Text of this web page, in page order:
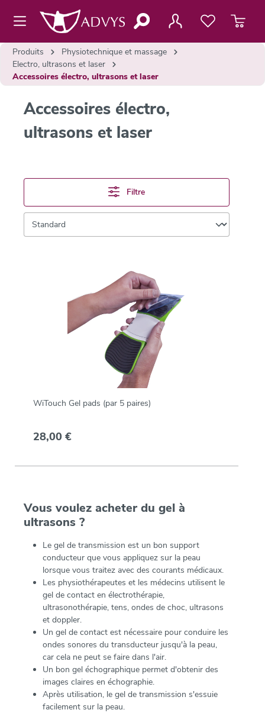
principal
Produits
Physiotechnique et massage
Electro, ultrasons et laser
Accessoires électro, ultrasons et laser
Accessoires électro,
ultrasons et laser
Filtre
WiTouch Gel pads (par 5 paires)
28,00 €
Vous voulez acheter du gel à
ultrasons ?
Le gel de transmission est un bon support
conducteur que vous appliquez sur la peau
lorsque vous traitez avec des courants médicaux.
Les physiothérapeutes et les médecins utilisent le
gel de contact en électrothérapie,
ultrasonothérapie, tens, ondes de choc, ultrasons
et doppler.
Un gel de contact est nécessaire pour conduire les
ondes sonores du transducteur jusqu'à la peau,
car cela ne peut se faire dans l'air.
Un bon gel échographique permet d'obtenir des
images claires en échographie.
Après utilisation, le gel de transmission s'essuie
facilement sur la peau.